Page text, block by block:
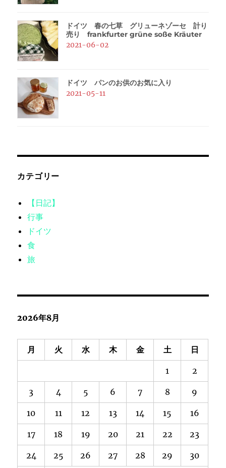
ドイツ 春の七草 グリューネゾーセ 計り
売り frankfurter grüne soße Kräuter
2021-06-02
ドイツ パンのお供のお気に入り
2021-05-11
カテゴリー
【日記】
行事
ドイツ
食
旅
2026年8月
月 火 水 木 金 土 日
1 2
3 4 5 6 7 8 9
10 11 12 13 14 15 16
17 18 19 20 21 22 23
24 25 26 27 28 29 30